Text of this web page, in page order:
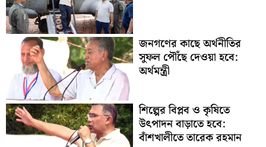
জনগণের কাছে অর্থনীতির
সুফল পৌঁছে দেওয়া হবে:
অর্থমন্ত্রী
শিল্পের বিপ্লব ও কৃষিতে
উৎপাদন বাড়াতে হবে:
বাঁশখালীতে তারেক রহমান